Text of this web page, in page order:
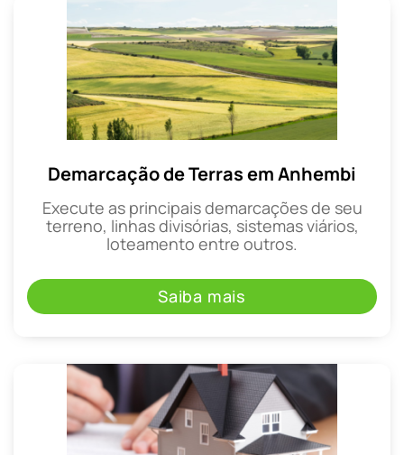
Demarcação de Terras em Anhembi
Execute as principais demarcações de seu
terreno, linhas divisórias, sistemas viários,
loteamento entre outros.
Saiba mais